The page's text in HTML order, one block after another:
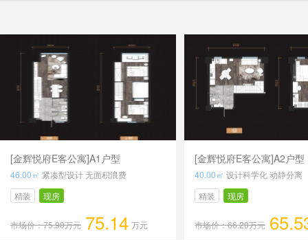
[金辉悦府E客公寓]A1户型
46.00㎡ 紧凑型设计 无面积浪费
精装
现房
市场价：75.90万元 75.14 万元
[金辉悦府E客公寓]A2户型
40.00㎡ 设计科学化 动静分离
精装
现房
市场价：66.20万元